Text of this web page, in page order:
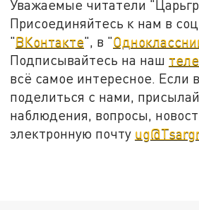
Уважаемые читатели
Присоединяйтесь к нам в
"ВКонтакте", в "
Подписывайтесь на наш
всё самое интересное. Если
поделиться с нами,
наблюдения, вопросы,
электронную почту